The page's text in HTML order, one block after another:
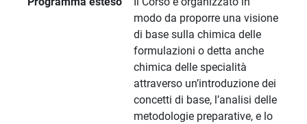
modo da proporre una visione
di base sulla chimica delle
formulazioni o detta anche
chimica delle specialità
attraverso un’introduzione dei
concetti di base, l’analisi delle
metodologie preparative, e lo